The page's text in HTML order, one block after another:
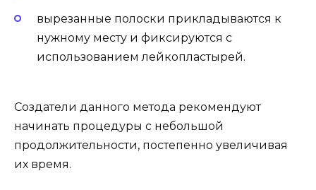
вырезанные полоски прикладываются к
нужному месту и фиксируются с
использованием лейкопластырей.
Создатели данного метода рекомендуют
начинать процедуры с небольшой
продолжительности, постепенно увеличивая
их время.